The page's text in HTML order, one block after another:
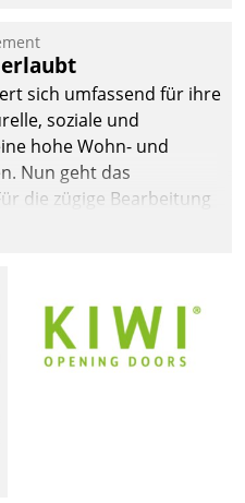
sich umfassend für ihre
soziale und
hohe Wohn- und
Nun geht das
die zügige Bearbeitung
– richtet das
einen eigenen Kanal